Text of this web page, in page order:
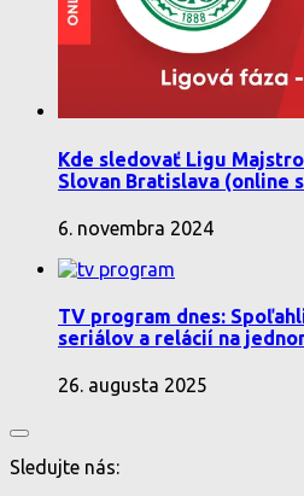
Kde sledovať Ligu
Slovan Bratislava (online
6. novembra 2024
TV program dnes:
seriálov a relácií na
26. augusta 2025
Sledujte nás: